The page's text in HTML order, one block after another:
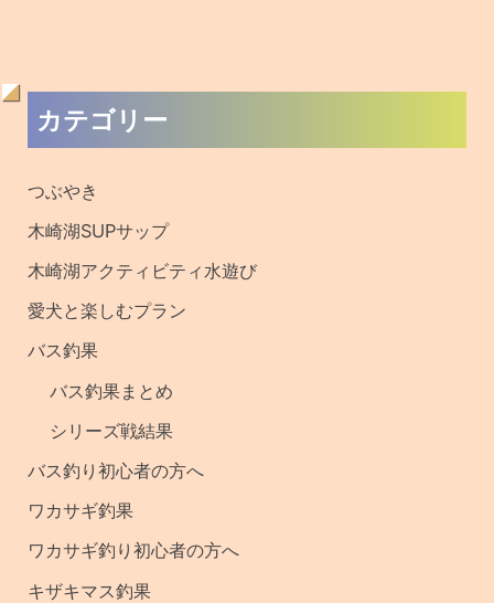
カテゴリー
つぶやき
木崎湖SUPサップ
木崎湖アクティビティ水遊び
愛犬と楽しむプラン
バス釣果
バス釣果まとめ
シリーズ戦結果
バス釣り初心者の方へ
ワカサギ釣果
ワカサギ釣り初心者の方へ
キザキマス釣果
去
・
釣
果